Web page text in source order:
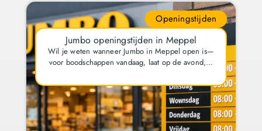
Openingstijden
Jumbo openingstijden in Meppel
Wil je weten wanneer Jumbo in Meppel open is—
voor boodschappen vandaag, laat op de avond,…